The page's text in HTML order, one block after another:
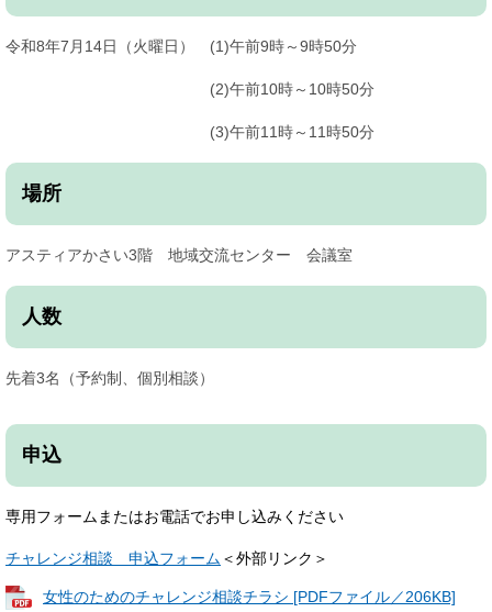
令和8年7月14日（火曜日） (1)午前9時～9時50分
(2)午前10時～10時50分
(3)午前11時～11時50分
場所
アスティアかさい3階 地域交流センター 会議室
人数
先着3名（予約制、個別相談）
申込
専用フォームまたはお電話でお申し込みください
チャレンジ相談 申込フォーム ＜外部リンク＞
女性のためのチャレンジ相談チラシ [PDFファイル／206KB]